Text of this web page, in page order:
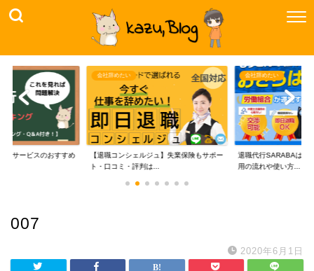
行サービスのおすすめ
会社辞めたい
【退職コンシェルジュ】失業保険もサポー
ト・口コミ・評判は...
会社辞めたい
退職代行SARABAは派
用の流れや使い方...
007
2020年6月1日